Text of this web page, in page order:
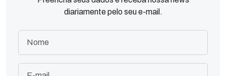
diariamente pelo seu e-mail.